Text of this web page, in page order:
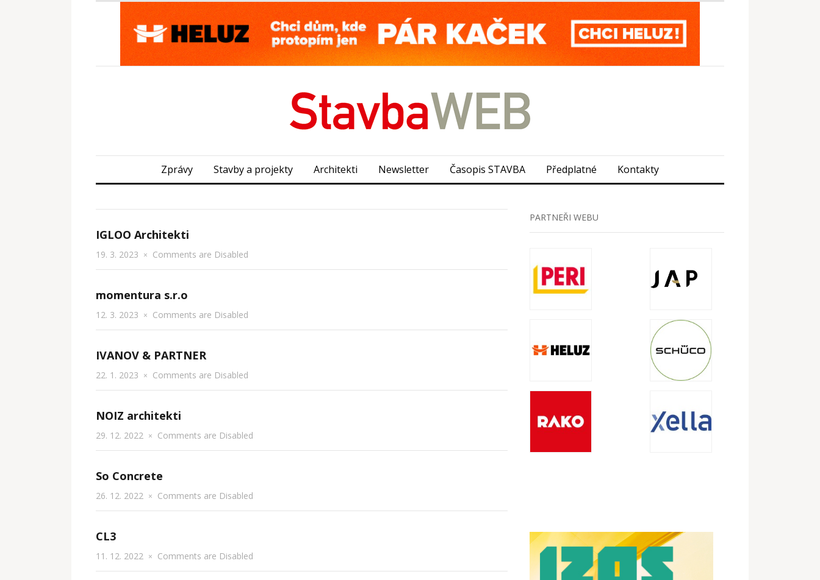
Zprávy Stavby a projekty Architekti Newsletter Časopis STAVBA Předplatné Kontakty
IGLOO Architekti
19. 3. 2023 × Comments are Disabled
momentura s.r.o
12. 3. 2023 × Comments are Disabled
IVANOV & PARTNER
22. 1. 2023 × Comments are Disabled
NOIZ architekti
29. 12. 2022 × Comments are Disabled
So Concrete
26. 12. 2022 × Comments are Disabled
CL3
11. 12. 2022 × Comments are Disabled
PARTNEŘI WEBU